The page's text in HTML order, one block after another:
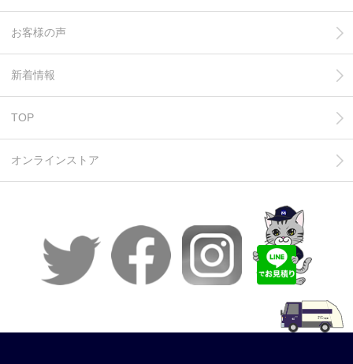
お客様の声
新着情報
TOP
オンラインストア